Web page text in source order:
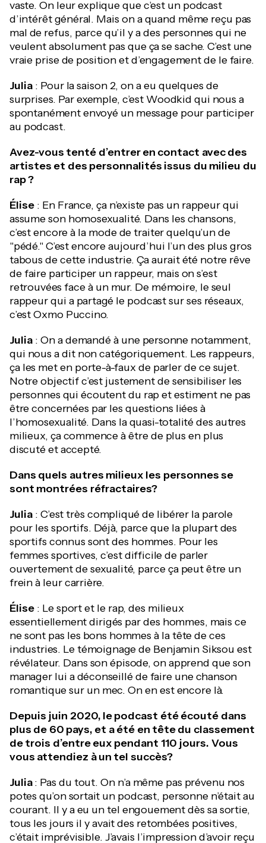
vaste. On leur explique que c’est un podcast
d’intérêt général. Mais on a quand même reçu pas
mal de refus, parce qu’il y a des personnes qui ne
veulent absolument pas que ça se sache. C’est une
vraie prise de position et d’engagement de le faire.
Julia : Pour la saison 2, on a eu quelques de
surprises. Par exemple, c’est Woodkid qui nous a
spontanément envoyé un message pour participer
au podcast.
Avez-vous tenté d’entrer en contact avec des
artistes et des personnalités issus du milieu du
rap ?
Élise : En France, ça n’existe pas un rappeur qui
assume son homosexualité. Dans les chansons,
c’est encore à la mode de traiter quelqu’un de
"pédé." C’est encore aujourd’hui l’un des plus gros
tabous de cette industrie. Ça aurait été notre rêve
de faire participer un rappeur, mais on s’est
retrouvées face à un mur. De mémoire, le seul
rappeur qui a partagé le podcast sur ses réseaux,
c’est Oxmo Puccino.
Julia : On a demandé à une personne notamment,
qui nous a dit non catégoriquement. Les rappeurs,
ça les met en porte-à-faux de parler de ce sujet.
Notre objectif c’est justement de sensibiliser les
personnes qui écoutent du rap et estiment ne pas
être concernées par les questions liées à
l’homosexualité. Dans la quasi-totalité des autres
milieux, ça commence à être de plus en plus
discuté et accepté.
Dans quels autres milieux les personnes se
sont montrées réfractaires?
Julia : C’est très compliqué de libérer la parole
pour les sportifs. Déjà, parce que la plupart des
sportifs connus sont des hommes. Pour les
femmes sportives, c’est difficile de parler
ouvertement de sexualité, parce ça peut être un
frein à leur carrière.
Élise : Le sport et le rap, des milieux
essentiellement dirigés par des hommes, mais ce
ne sont pas les bons hommes à la tête de ces
industries. Le témoignage de Benjamin Siksou est
révélateur. Dans son épisode, on apprend que son
manager lui a déconseillé de faire une chanson
romantique sur un mec. On en est encore là.
Depuis juin 2020, le podcast été écouté dans
plus de 60 pays, et a été en tête du classement
de trois d’entre eux pendant 110 jours. Vous
vous attendiez à un tel succès?
Julia: Pas du tout. On n’a même pas prévenu nos
potes qu’on sortait un podcast, personne n’était au
courant. Il y a eu un tel engouement dès sa sortie,
tous les jours il y avait des retombées positives,
c’était imprévisible. J’avais l’impression d’avoir reçu